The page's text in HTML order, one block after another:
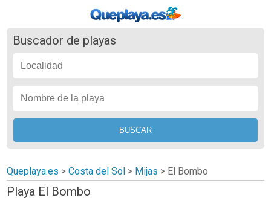
Buscador de playas
Queplaya.es >Costa del Sol > Mijas > El Bombo
Playa El Bombo